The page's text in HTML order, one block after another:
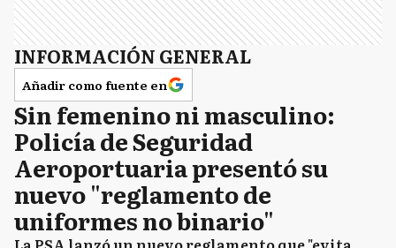
INFORMACIÓN GENERAL
Añadir como fuente en
Sin femenino ni masculino:
Policía de Seguridad
Aeroportuaria presentó su
nuevo "reglamento de
uniformes no binario"